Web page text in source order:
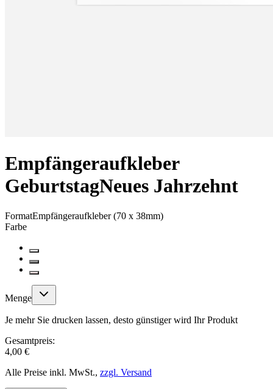
Empfängeraufkleber
GeburtstagNeues Jahrzehnt
FormatEmpfängeraufkleber (70 x 38mm)
Farbe
Menge
Je mehr Sie drucken lassen, desto günstiger wird Ihr Produkt
Gesamtpreis:
4,00 €
Alle Preise inkl. MwSt., zzgl. Versand